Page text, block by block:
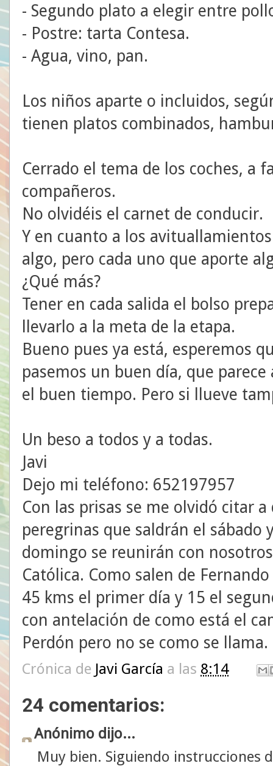
- Segundo plato a elegir entre
- Postre: tarta Contesa.
- Agua, vino, pan.
Los niños aparte o incluidos,
tienen platos combinados,
Cerrado el tema de los coches, a
compañeros.
No olvidéis el carnet de conducir.
Y en cuanto a los
algo, pero cada uno que aporte
¿Qué más?
Tener en cada salida el bolso
llevarlo a la meta de la etapa.
Bueno pues ya está, esperemos
pasemos un buen día, que
el buen tiempo. Pero si llueve
Un beso a todos y a todas.
Javi
Dejo mi teléfono: 652197957
Con las prisas se me olvidó citar
peregrinas que saldrán el sábado
domingo se reunirán con
Católica. Como salen de
45 kms el primer día y 15 el
con antelación de como está el
Perdón pero no se como se llama.
Crónica de Javi García a las 8:14
24 comentarios:
Anónimo dijo...
Muy bien. Siguiendo instrucciones